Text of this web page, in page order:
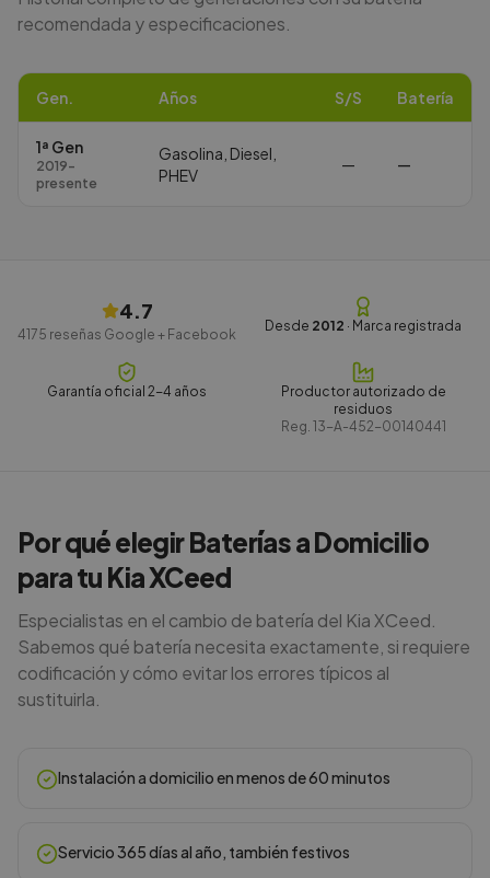
recomendada y especificaciones.
Gen. Años S/S Batería
1ª Gen
2019-
presente
Gasolina, Diesel,
PHEV
— —
4.7
4175 reseñas Google + Facebook
Desde 2012 · Marca registrada
Garantía oficial 2-4 años
Productor autorizado de
residuos
Reg. 13-A-452-00140441
Por qué elegir Baterías a Domicilio
para tu Kia XCeed
Especialistas en el cambio de batería del Kia XCeed.
Sabemos qué batería necesita exactamente, si requiere
codificación y cómo evitar los errores típicos al
sustituirla.
Instalación a domicilio en menos de 60 minutos
Servicio 365 días al año, también festivos